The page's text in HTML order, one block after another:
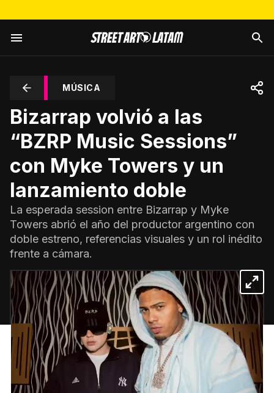
MÚSICA
Bizarrap volvió a las
“BZRP Music Sessions”
con Myke Towers y un
lanzamiento doble
La esperada session entre Bizarrap y Myke
Towers abrió el año del productor argentino con
doble estreno, referencias visuales y un rol inédito
frente a cámara.